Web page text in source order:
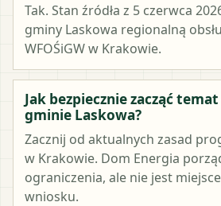
Tak. Stan źródła z 5 czerwca
gminy Laskowa regionalną
WFOŚiGW w Krakowie.
Jak bezpiecznie zacząć
gminie Laskowa?
Zacznij od aktualnych zasad
w Krakowie. Dom Energia
ograniczenia, ale nie jest
wniosku.